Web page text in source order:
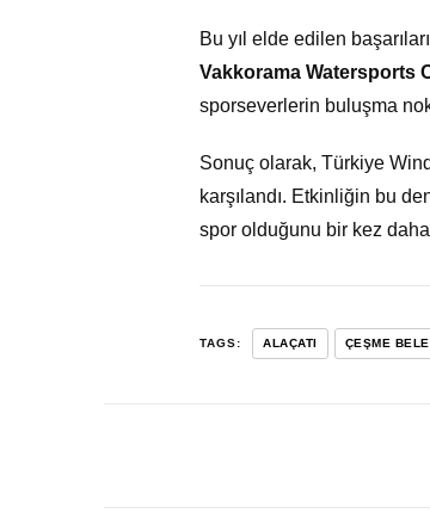
Bu yıl elde edilen
Vakkorama Watersports
sporseverlerin buluşma
Sonuç olarak, Türkiye
karşılandı. Etkinliğin bu
spor olduğunu bir kez
TAGS: ALAÇATI ÇEŞME